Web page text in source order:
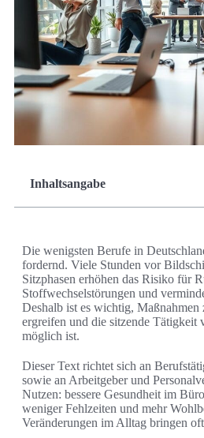
Inhaltsangabe
Die wenigsten Berufe in
fordernd. Viele Stunden vor
Sitzphasen erhöhen das Risiko für
Stoffwechselstörungen und
Deshalb ist es wichtig, Maßnahmen
ergreifen und die sitzende Tätigkeit
möglich ist.
Dieser Text richtet sich an
sowie an Arbeitgeber und
Nutzen: bessere Gesundheit im
weniger Fehlzeiten und mehr
Veränderungen im Alltag bringen